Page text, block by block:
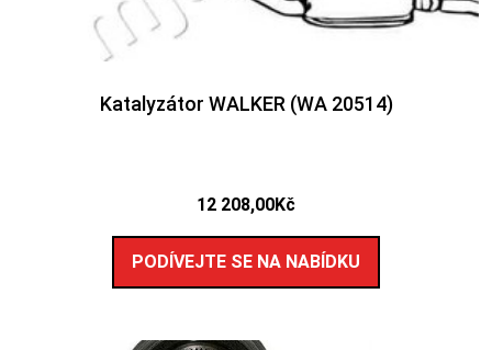
Katalyzátor WALKER (WA 20514)
12 208,00Kč
PODÍVEJTE SE NA NABÍDKU